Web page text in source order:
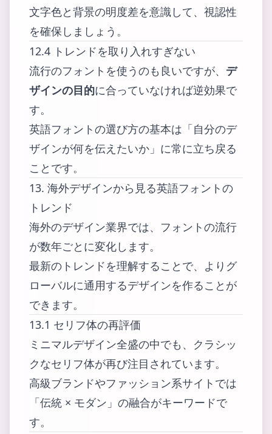
文字色と背景の明度差を意識して、視認性
を確保しましょう。
12.4 トレンドを取り入れすぎない
流行のフォントを使うのも良いですが、 デ
ザインの目的に合っていなければ逆効果で
す。
英語フォントの選び方の基本は「自分のデ
ザインが何を伝えたいか」に常に立ち戻る
ことです。
13. 海外デザインから見る英語フォントの
トレンド
海外のデザイン業界では、フォントの流行
が数年ごとに変化します。
最新のトレンドを理解することで、よりグ
ローバルに通用するデザインを作ることが
できます。
13.1 セリフ体の再評価
ミニマルデザイン全盛の中でも、クラシッ
クなセリフ体が再び注目されています。
高級ブランドやファッション系サイトでは
「伝統 × モダン」の融合がキーワードで
す。